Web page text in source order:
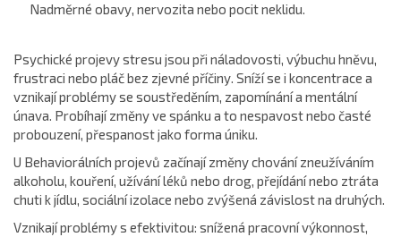
Nadměrné obavy, nervozita nebo pocit neklidu.
Psychické projevy stresu jsou při náladovosti, výbuchu hněvu,
frustraci nebo pláč bez zjevné příčiny. Sníží se i koncentrace a
vznikají problémy se soustředěním, zapomínání a mentální
únava. Probíhají změny ve spánku a to nespavost nebo časté
probouzení, přespanost jako forma úniku.
U Behaviorálních projevů začínají změny chování zneužíváním
alkoholu, kouření, užívání léků nebo drog, přejídání nebo ztráta
chuti k jídlu, sociální izolace nebo zvýšená závislost na druhých.
Vznikají problémy s efektivitou: snížená pracovní výkonnost,